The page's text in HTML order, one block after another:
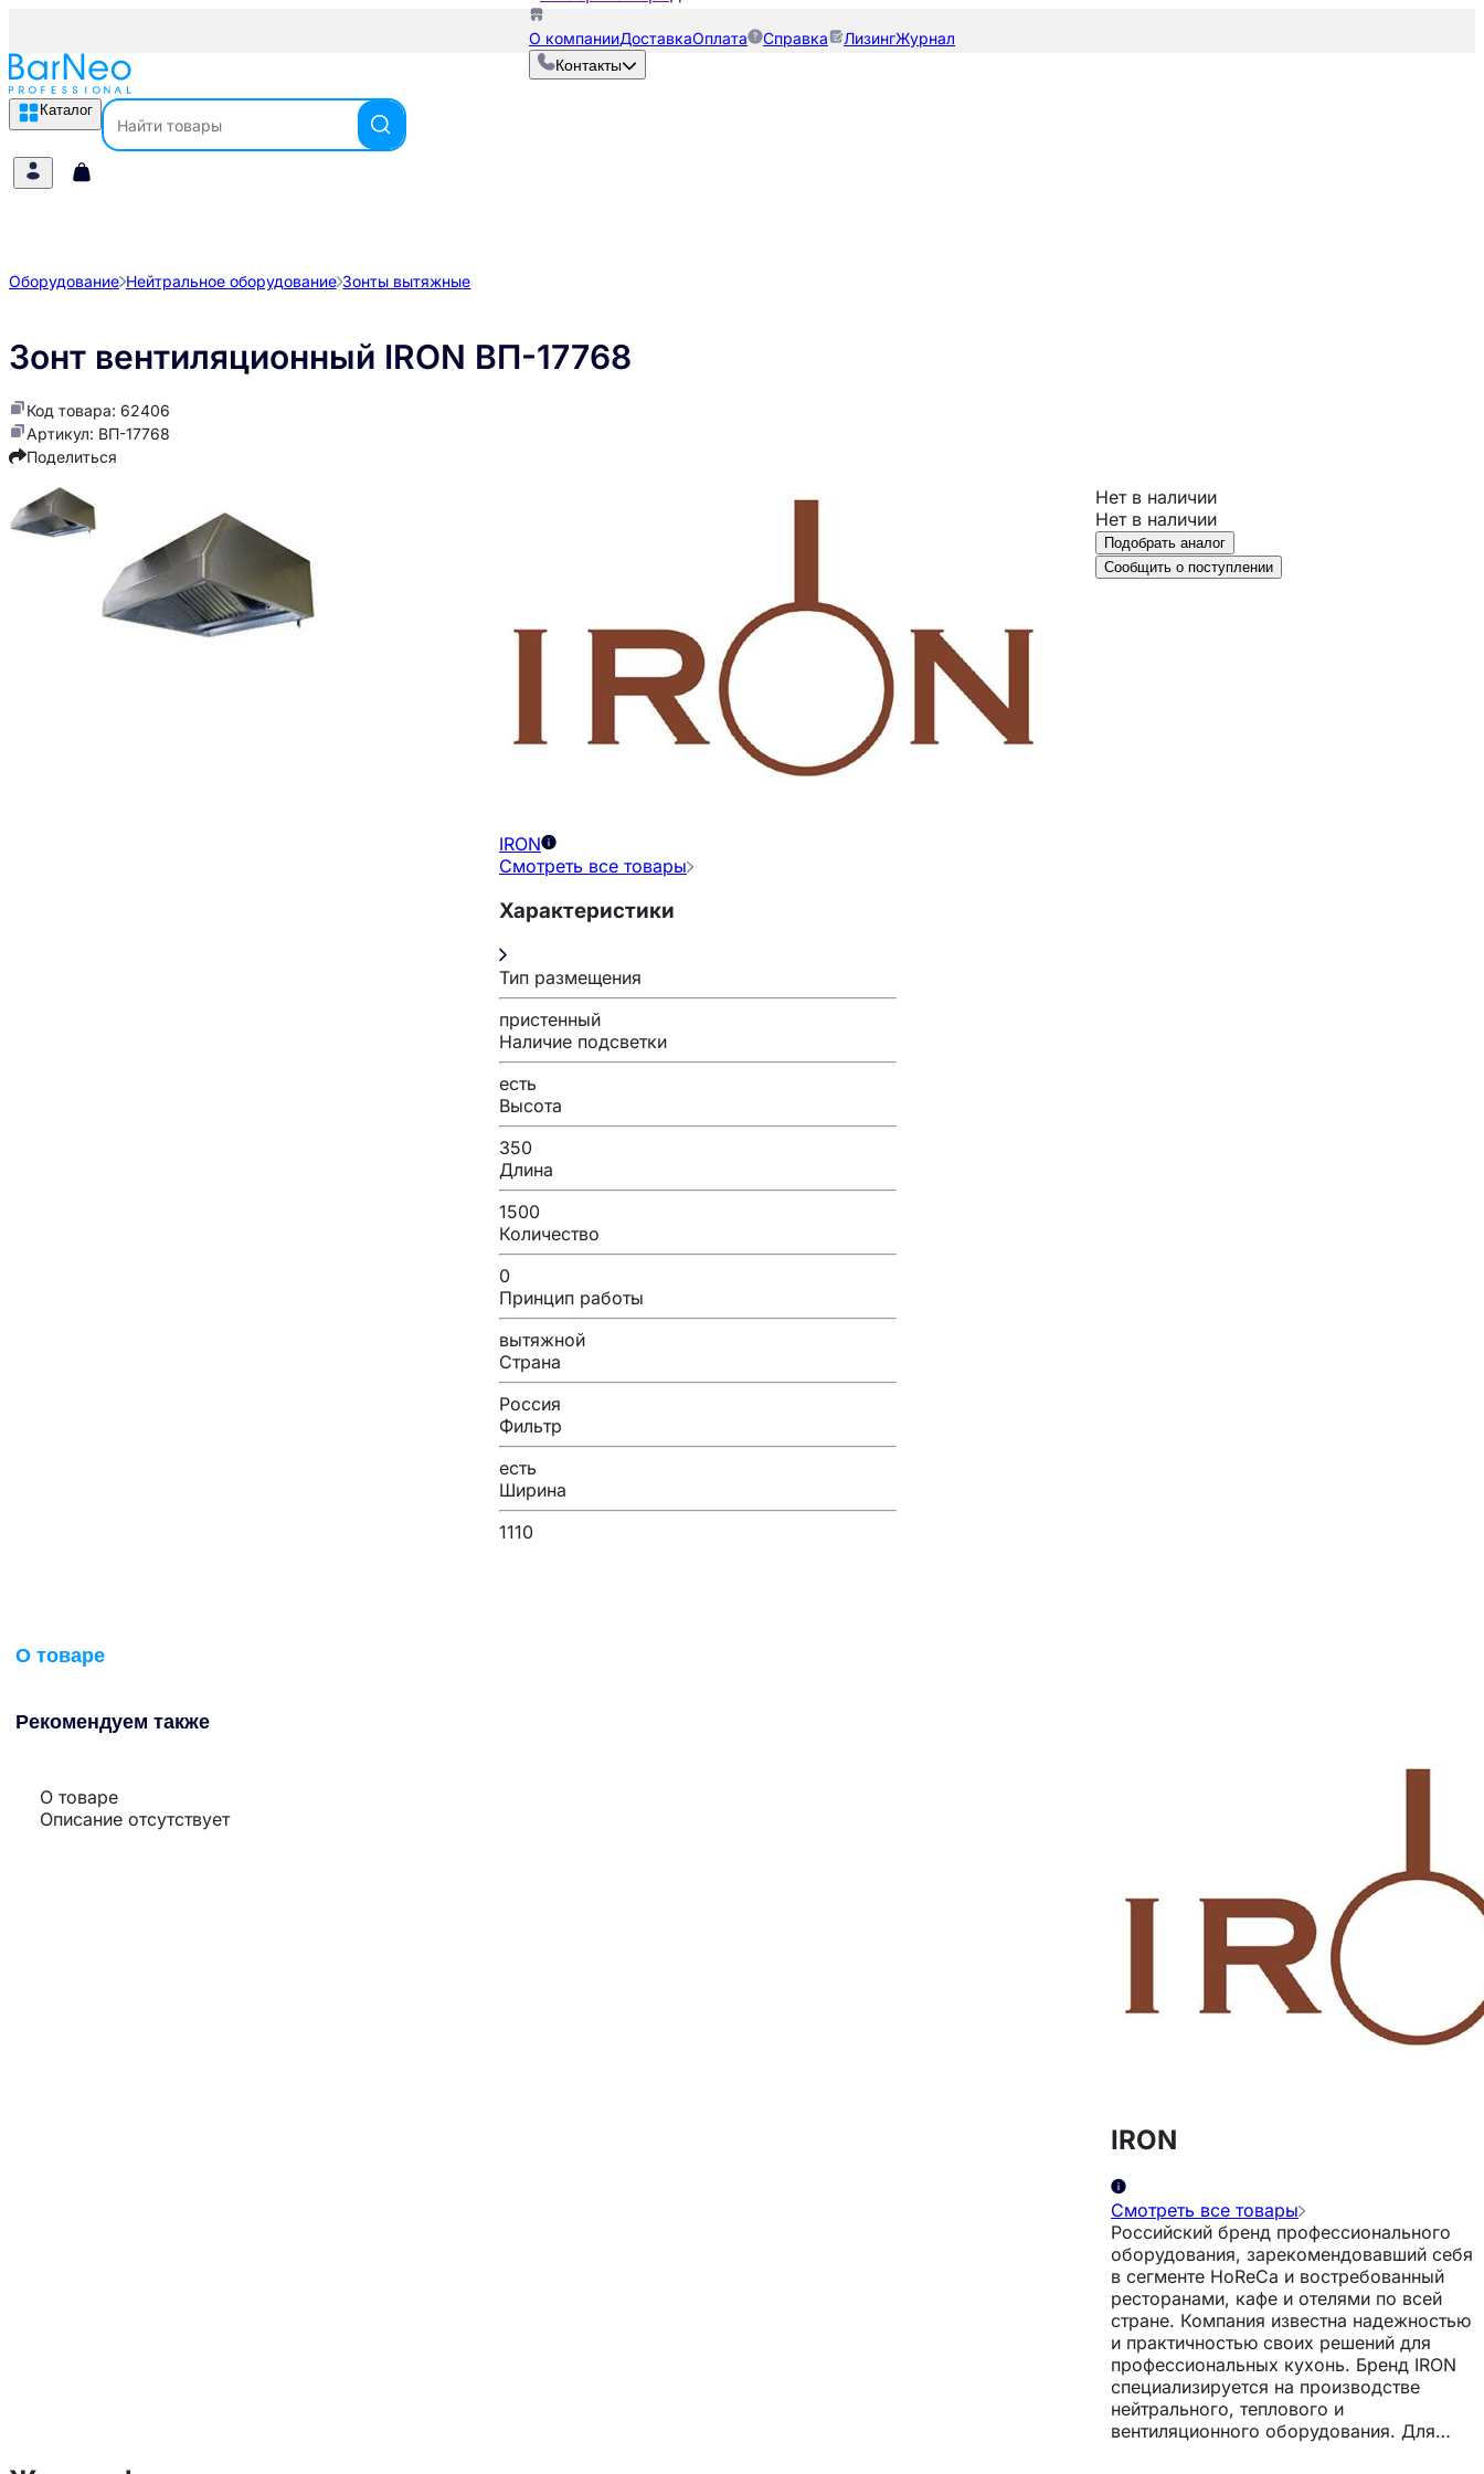
О компанииДоставкаОплата Справка ЛизингЖурнал
Контакты
Каталог
Оборудование Нейтральное оборудование Зонты вытяжные
Зонт вентиляционный IRON ВП-17768
Код товара: 62406
Артикул: ВП-17768
Поделиться
IRON
Смотреть все товары
Характеристики
Тип размещения
пристенный
Наличие подсветки
есть
Высота
350
Длина
1500
Количество
0
Принцип работы
вытяжной
Страна
Россия
Фильтр
есть
Ширина
1110
Нет в наличии
Нет в наличии
Подобрать аналог
Сообщить о поступлении
О товаре
Рекомендуем также
О товаре
Описание отсутствует
IRON
Смотреть все товары
Российский бренд профессионального
оборудования, зарекомендовавший себя
в сегменте HoReCa и востребованный
ресторанами, кафе и отелями по всей
стране. Компания известна надежностью
и практичностью своих решений для
профессиональных кухонь. Бренд IRON
специализируется на производстве
нейтрального, теплового и
вентиляционного оборудования. Для